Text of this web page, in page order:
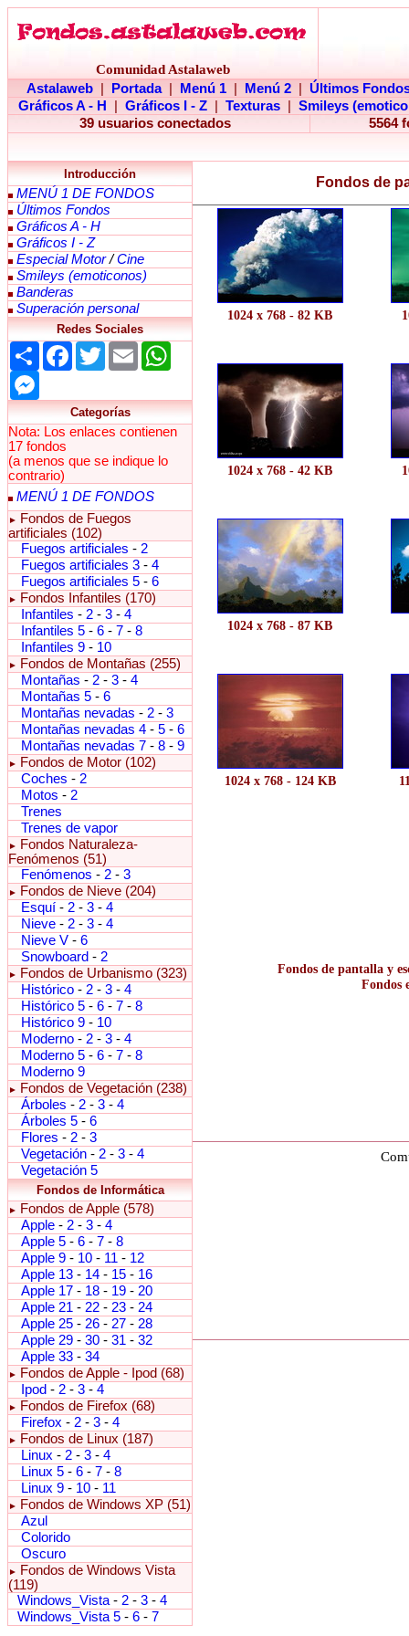
Comunidad Astalaweb
Astalaweb
Portada Menú 1 Menú 2
Últimos
Gráficos A - H
Gráficos I - Z Texturas
Smileys
39 usuarios conectados
5564
Introducción
MENÚ 1 DE FONDOS
Últimos Fondos
Gráficos A - H
Gráficos I - Z
Especial Motor/Cine
Smileys (emoticonos)
Banderas
Superación personal
Redes Sociales
Share Facebook
TwitterEmail
Categorías
Nota: Los enlaces contienen
17 fondos
(a menos que se indique lo
contrario)
MENÚ 1 DE FONDOS
►
Fondos de Fuegos
artificiales (102)
Fuegos artificiales - 2
Fuegos artificiales 3 - 4
Fuegos artificiales 5 - 6
►
Fondos Infantiles (170)
Infantiles - 2 - 3 - 4
Infantiles 5 - 6 - 7 - 8
Infantiles 9 - 10
►
Fondos de Montañas (255)
Montañas - 2 - 3 - 4
Montañas 5 - 6
Montañas nevadas - 2 - 3
Montañas nevadas 4 - 5 - 6
Montañas nevadas 7 - 8 - 9
►
Fondos de Motor (102)
Coches - 2
Motos - 2
Trenes
Trenes de vapor
►
Fondos Naturaleza-
Fenómenos (51)
Fenómenos - 2 - 3
►
Fondos de Nieve (204)
Esquí - 2 - 3 - 4
Nieve - 2 - 3 - 4
Nieve V - 6
Snowboard - 2
►
Fondos de Urbanismo (323)
Histórico - 2 - 3 - 4
Histórico 5 - 6 - 7 - 8
Histórico 9 - 10
Moderno - 2 - 3 - 4
Moderno 5 - 6 - 7 - 8
Moderno 9
►
Fondos de Vegetación (238)
Árboles - 2 - 3 - 4
Árboles 5 - 6
Flores - 2 - 3
Vegetación - 2 - 3 - 4
Vegetación 5
Fondos de Informática
►
Fondos de Apple (578)
Apple - 2 - 3 - 4
Apple 5 - 6 - 7 - 8
Apple 9 - 10 - 11 - 12
Apple 13 - 14 - 15 - 16
Apple 17 - 18 - 19 - 20
Apple 21 - 22 - 23 - 24
Apple 25 - 26 - 27 - 28
Apple 29 - 30 - 31 - 32
Apple 33 - 34
►
Fondos de Apple - Ipod (68)
Ipod - 2 - 3 - 4
►
Fondos de Firefox (68)
Firefox - 2 - 3 - 4
►
Fondos de Linux (187)
Linux - 2 - 3 - 4
Linux 5 - 6 - 7 - 8
Linux 9 - 10 - 11
►
Fondos de Windows XP (51)
Azul
Colorido
Oscuro
►
Fondos de Windows Vista
(119)
Windows_Vista - 2 - 3 - 4
Windows_Vista 5 - 6 - 7
Fondos de
1024 x 768 - 82 KB
1024 x 768 - 42 KB
1024 x 768 - 87 KB
1024 x 768 - 124 KB
Fondos de pantalla y
Fondos